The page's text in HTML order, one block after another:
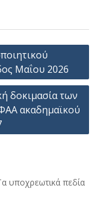
Μαΐου 2026
δοκιμασία των
ακαδημαϊκού
υποχρεωτικά πεδία